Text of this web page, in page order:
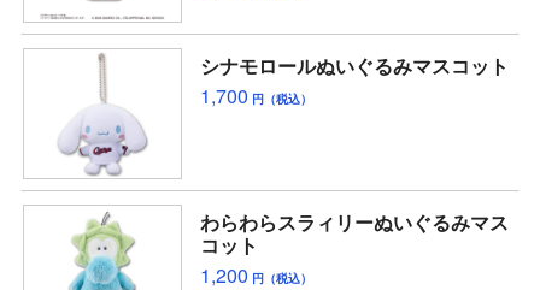
シナモロールぬいぐるみマスコット
1,700 円（税込）
わらわらスラィリーぬいぐるみマス
コット
1,200 円（税込）